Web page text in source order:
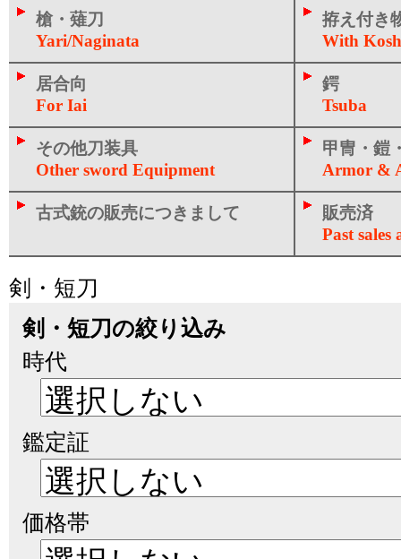
槍・薙刀
Yari/Naginata
拵え付き
With
居合向
For Iai
鍔
Tsuba
その他刀装具
Other sword Equipment
甲冑・鎧
Armor &
古式銃の販売につきまして
販売済
Past sales
剣・短刀
剣・短刀の絞り込み
時代
鑑定証
価格帯